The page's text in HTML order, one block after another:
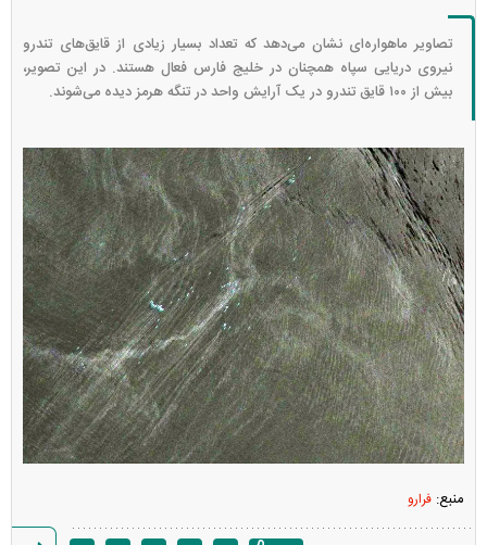
تصاویر ماهواره‌ای نشان می‌دهد که تعداد بسیار زیادی از قایق‌های تندرو
نیروی دریایی سپاه همچنان در خلیج فارس فعال هستند. در این تصویر،
بیش از ۱۰۰ قایق تندرو در یک آرایش واحد در تنگه هرمز دیده می‌شوند.
منبع: فرارو